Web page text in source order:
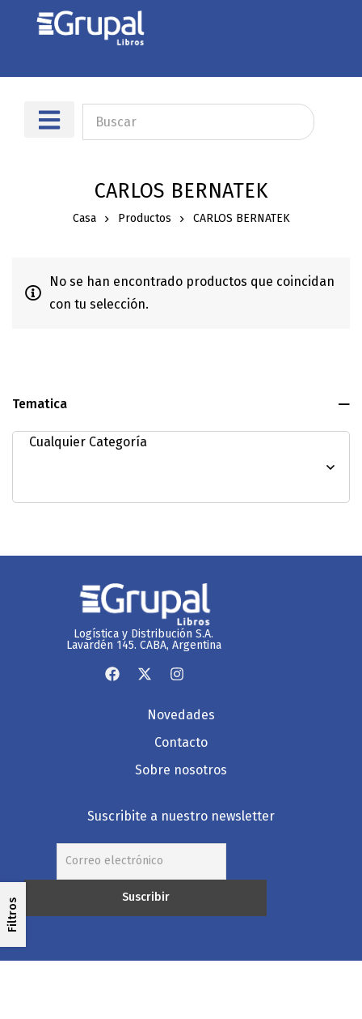
CARLOS BERNATEK
Casa Productos CARLOS BERNATEK
Tematica
Filtros
No se han encontrado productos que coincidan
con tu selección.
Logística y Distribución S.A.
Lavardén 145. CABA, Argentina
Novedades
Contacto
Sobre nosotros
Suscribite a nuestro newsletter